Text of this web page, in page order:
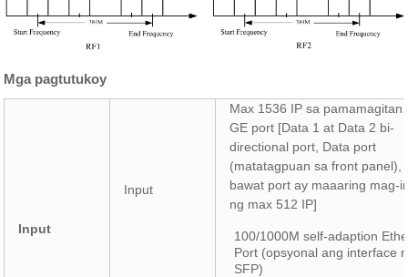
Mga pagtutukoy
Input
Input
Max 1536 IP sa pamamagitan
GE port [Data 1 at Data 2 bi-
directional port, Data port
(matatagpuan sa front panel),
bawat port ay maaaring mag-
ng max 512 IP]
100/1000M self-adaption
Port (opsyonal ang interface
SFP)